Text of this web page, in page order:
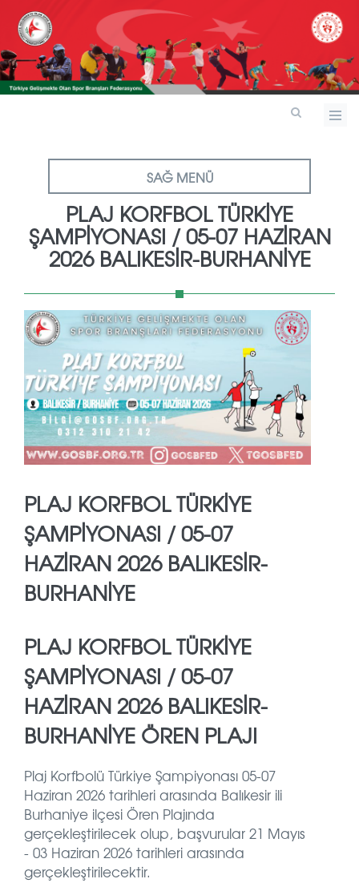
SAĞ MENÜ
PLAJ KORFBOL TÜRKİYE
ŞAMPİYONASI / 05-07 HAZİRAN
2026 BALIKESİR-BURHANİYE
PLAJ KORFBOL TÜRKİYE
ŞAMPİYONASI / 05-07
HAZİRAN 2026 BALIKESİR-
BURHANİYE
PLAJ KORFBOL TÜRKİYE
ŞAMPİYONASI / 05-07
HAZİRAN 2026 BALIKESİR-
BURHANİYE ÖREN PLAJI
Plaj Korfbolü Türkiye Şampiyonası 05-07
Haziran 2026 tarihleri arasında Balıkesir ili
Burhaniye ilçesi Ören Plajında
gerçekleştirilecek olup, başvurular 21 Mayıs
- 03 Haziran 2026 tarihleri arasında
gerçekleştirilecektir.